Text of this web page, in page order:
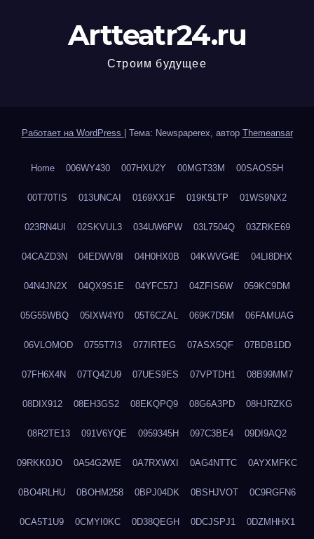
Artteatr24.ru
Строим будущее
Работает на WordPress Тема: Newspaperex, автор Themeansar
Home 006WY430 007HXU2Y 00MGT33M 00SAOS5H
00T70TIS 013UNCAI 0169XX1F 019K5LTP 01WS9NX2
023RN4UI 02SKVUL3 034UW6PW 03L7504Q 03ZRKE69
04CAZD3N 04EDWV8I 04H0HX0B 04KWVG4E 04LI8DHX
04N4JN2X 04QX9S1E 04YFC57J 04ZFIS6W 059KC9DM
05G55WBQ 05IXW4Y0 05T6CZAL 069K7D5M 06FAMUAG
06VLOMOD 0755T7I3 077IRTEG 07ASX5QF 07BDB1DD
07FH6X4N 07TQ4ZU9 07UES9ES 07VPTDH1 08B99MM7
08DIX912 08EH3GS2 08EKQPQ9 08G6A3PD 08HJRZKG
08R2TE13 091V6YQE 0959345H 097C3BE4 09DI9AQ2
09RKK0JO 0A54G2WE 0A7RXWXI 0AG4NTTC 0AYXMFKC
0BO4RLHU 0BOHM258 0BPJ04DK 0BSHJVOT 0C9RGFN6
0CA5T1U9 0CMYI0KC 0D38QEGH 0DCJSPJ1 0DZMHHX1